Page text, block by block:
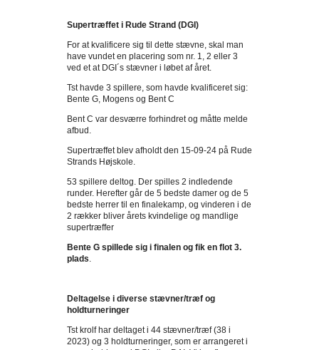
Supertræffet i Rude Strand (DGI)
For at kvalificere sig til dette stævne, skal man
have vundet en placering som nr. 1, 2 eller 3
ved et at DGI´s stævner i løbet af året.
Tst havde 3 spillere, som havde kvalificeret sig:
Bente G, Mogens og Bent C
Bent C var desværre forhindret og måtte melde
afbud.
Supertræffet blev afholdt den 15-09-24 på Rude
Strands Højskole.
53 spillere deltog. Der spilles 2 indledende
runder. Herefter går de 5 bedste damer og de 5
bedste herrer til en finalekamp, og vinderen i de
2 rækker bliver årets kvindelige og mandlige
supertræffer
Bente G spillede sig i finalen og fik en flot 3.
plads.
Deltagelse i diverse stævner/træf og
holdturneringer
Tst krolf har deltaget i 44 stævner/træf (38 i
2023) og 3 holdturneringer, som er arrangeret i